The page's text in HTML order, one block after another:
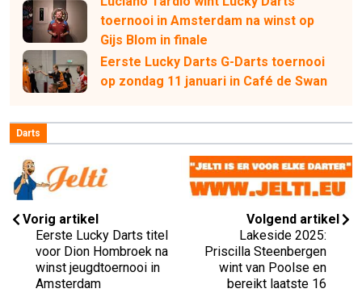
toernooi in Amsterdam na winst op
Gijs Blom in finale
Eerste Lucky Darts G-Darts toernooi
op zondag 11 januari in Café de Swan
Darts
Vorig artikel
Eerste Lucky Darts titel
voor Dion Hombroek na
winst jeugdtoernooi in
Amsterdam
Volgend artikel
Lakeside 2025:
Priscilla Steenbergen
wint van Poolse en
bereikt laatste 16